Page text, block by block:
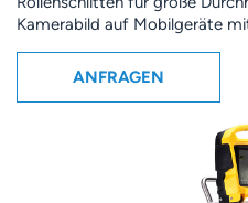
Kamerabild auf Mobilgeräte